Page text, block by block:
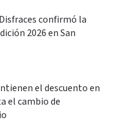
confirmó la
2026 en San
el descuento en
el cambio de